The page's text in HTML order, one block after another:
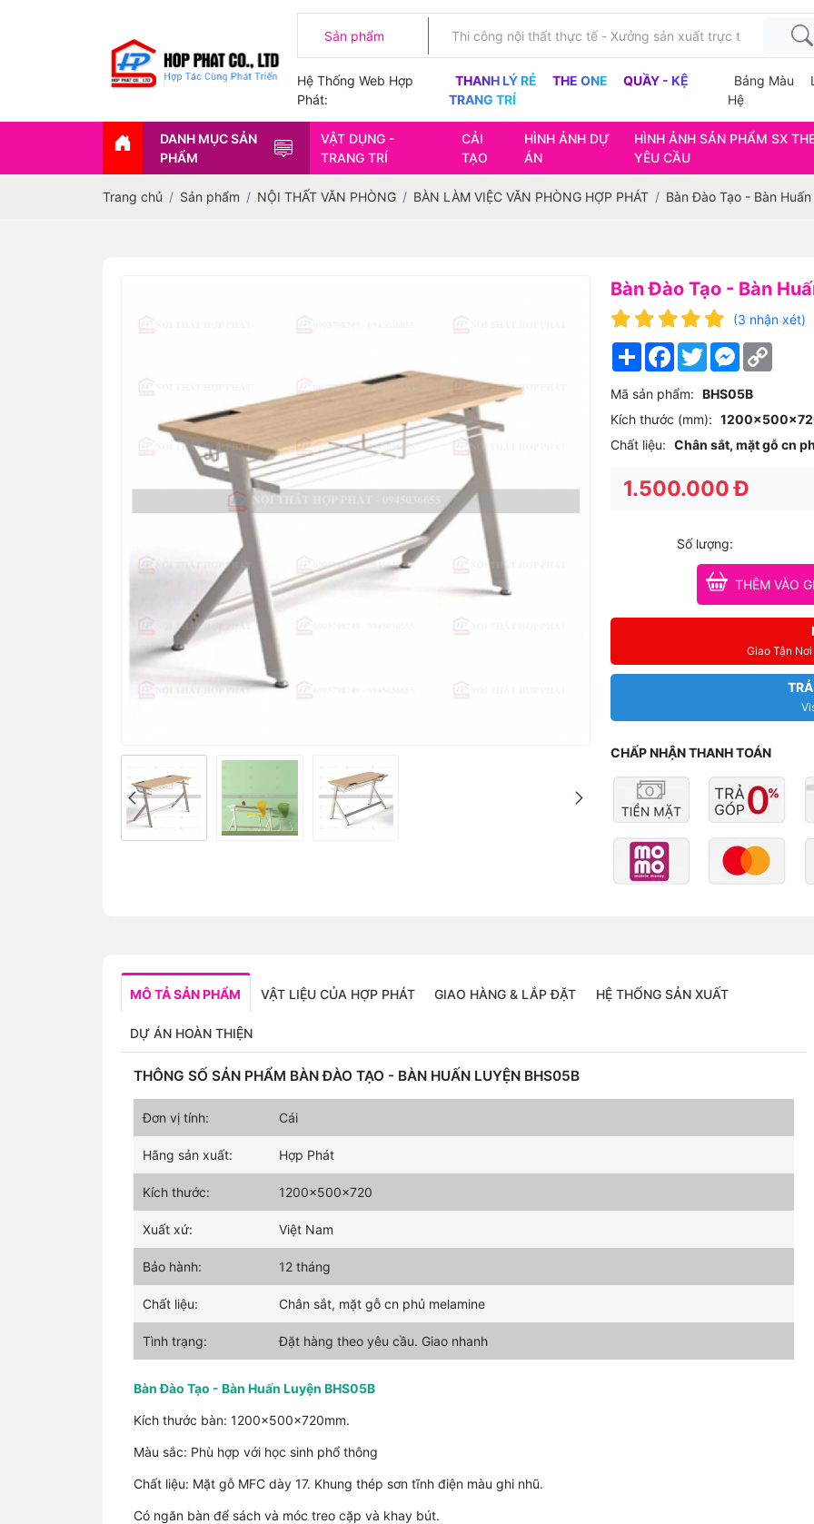
Hệ Thống Web Hợp
Phát:
THANH LÝ RẺ THE ONE
QUẦY - KỆ
TRANG TRÍ
Bảng Màu
Hệ
DANH MỤC SẢN
PHẨM
VẬT DỤNG -
TRANG TRÍ
CẢI
TẠO
HÌNH ẢNH DỰ
ÁN
HÌNH ẢNH SẢN PHẨM SX
YÊU CẦU
Trang chủ Sản phẩm NỘI THẤT VĂN PHÒNG BÀN LÀM VIỆC VĂN PHÒNG HỢP PHÁT Bàn Đào Tạo - Bàn
Bàn Đào Tạo - Bàn
(3 nhận xét)
Share Facebook
TwitterMessenger
Mã sản phẩm: BHS05B
Kích thước (mm):
Chất liệu: Chân sắt, mặt gỗ cn
1.500.000 Đ
Số lượng:
THÊM VÀO
Giao Tận
CHẤP NHẬN THANH TOÁN
MÔ TẢ SẢN PHẨM VẬT LIỆU CỦA HỢP PHÁT GIAO HÀNG & LẮP ĐẶT HỆ THỐNG SẢN XUẤT
DỰ ÁN HOÀN THIỆN
THÔNG SỐ SẢN PHẨM BÀN ĐÀO TẠO - BÀN HUẤN LUYỆN BHS05B
Đơn vị tính: Cái
Hãng sản xuất: Hợp Phát
Kích thước: 1200x500x720
Xuất xứ: Việt Nam
Bảo hành: 12 tháng
Chất liệu: Chân sắt, mặt gỗ cn phủ melamine
Tình trạng: Đặt hàng theo yêu cầu. Giao nhanh
Bàn Đào Tạo - Bàn Huấn Luyện BHS05B
Kích thước bàn: 1200x500x720mm.
Màu sắc: Phù hợp với học sinh phổ thông
Chất liệu: Mặt gỗ MFC dày 17. Khung thép sơn tĩnh điện màu ghi nhũ.
Có ngăn bàn để sách và móc treo cặp và khay bút.